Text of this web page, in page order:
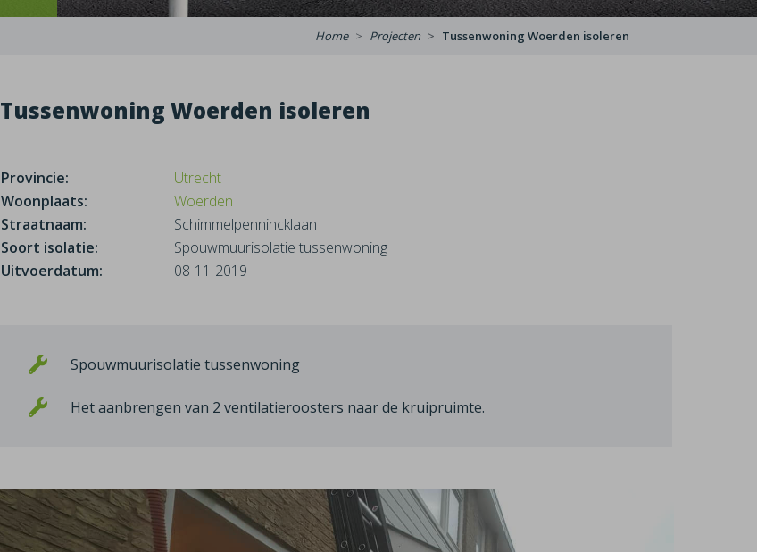
Home Projecten Tussenwoning Woerden isoleren
Tussenwoning Woerden isoleren
Provincie:
Utrecht
Woonplaats:
Woerden
Straatnaam:
Schimmelpennincklaan
Soort isolatie:
Spouwmuurisolatie tussenwoning
Uitvoerdatum:
08-11-2019
Spouwmuurisolatie tussenwoning
Het aanbrengen van 2 ventilatieroosters naar de kruipruimte.